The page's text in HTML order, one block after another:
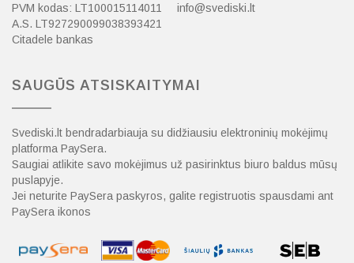
PVM kodas: LT100015114011
A.S. LT927290099038393421
Citadele bankas
info@svediski.lt
SAUGŪS ATSISKAITYMAI
Svediski.lt bendradarbiauja su didžiausiu elektroninių mokėjimų
platforma PaySera.
Saugiai atlikite savo mokėjimus už pasirinktus biuro baldus mūsų
puslapyje.
Jei neturite PaySera paskyros, galite registruotis spausdami ant
PaySera ikonos